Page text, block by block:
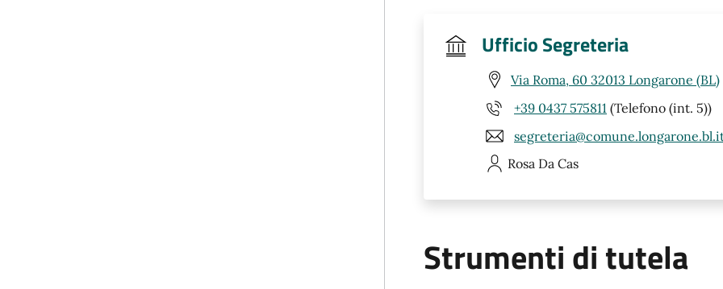
Ufficio Segreteria
Via Roma, 60 32013 Longarone (BL)
+39 0437 575811 (Telefono (int. 5))
Rosa Da Cas
Strumenti di tutela